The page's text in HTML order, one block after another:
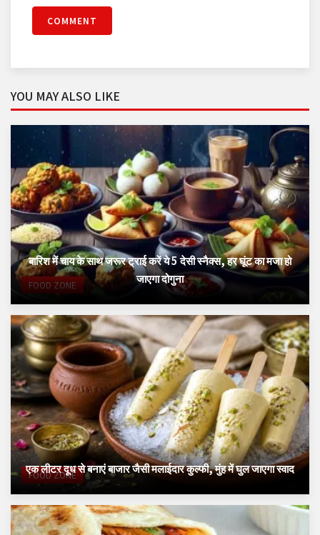
COMMENT
YOU MAY ALSO LIKE
FOOD ZONE
बारिश में चाय के साथ जरूर ट्राई करें ये 5 देसी स्नैक्स, हर घूंट का मजा हो
जाएगा दोगुना
FOOD ZONE
एक लीटर दूध से बनाएं बाजार जैसी मलाईदार कुल्फी, मुंह में घुल जाएगा स्वाद